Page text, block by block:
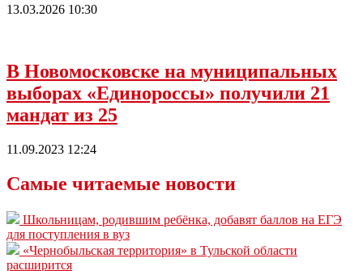
13.03.2026 10:30
В Новомосковске на муниципальных
выборах «Единороссы» получили 21
мандат из 25
11.09.2023 12:24
Самые читаемые новости
Школьницам, родившим ребёнка, добавят баллов на ЕГЭ
для поступления в вуз
«Чернобыльская территория» в Тульской области
расширится